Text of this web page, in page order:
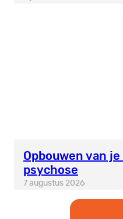
Opbouwen van
psychose
7 augustus 2026